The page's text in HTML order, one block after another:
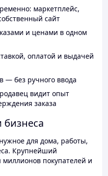
маркетплейс,
сайт
и ценами в одном
оплатой и выдачей
— без ручного ввода
видит опыт
заказа
для дома, работы,
Крупнейший
покупателей и